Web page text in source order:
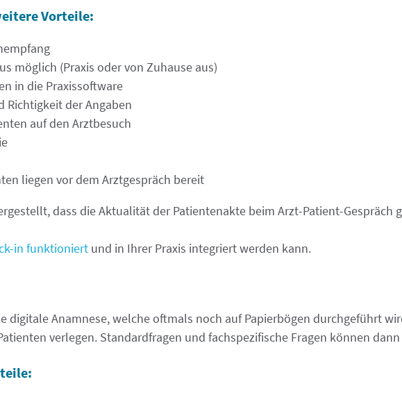
Vorteile:
möglich (Praxis oder von Zuhause aus)
in die Praxissoftware
Richtigkeit der Angaben
auf den Arztbesuch
liegen vor dem Arztgespräch bereit
dass die Aktualität der Patientenakte beim Arzt-Patient-Gespräch
in funktioniert und in Ihrer Praxis integriert werden kann.
digitale Anamnese, welche oftmals noch auf Papierbögen durchgeführt
verlegen. Standardfragen und fachspezifische Fragen können